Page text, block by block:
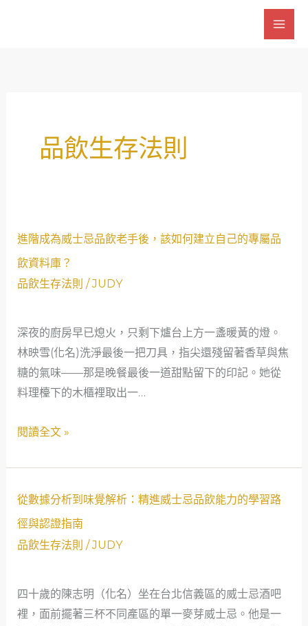
品飲生存法則
進階成為威士忌品飲老手後，該如何建立自己的專屬品
飲資料庫？
品飲生存法則 /JUDY
深夜的廚房早已熄火，只剩下爐台上方一盞暖黃的燈。
林映雪(化名)洗淨最後一把刀具，指尖還殘留著香草與焦
糖的氣味——那是晚餐最後一道甜點留下的印記。她從
料理檯下的木櫃裡取出一…
進
為
士
忌
品
飲
手
如
建
立
己
的
閱讀全文 »
從數據分析到味覺解析：精進威士忌品飲能力的學習路
徑與認證指南
品飲生存法則 /JUDY
四十歲的陳志明（化名）坐在台北信義區的威士忌酒吧
裡，面前擺著三杯不同產區的單一麥芽威士忌。他是一
從
分
到
味